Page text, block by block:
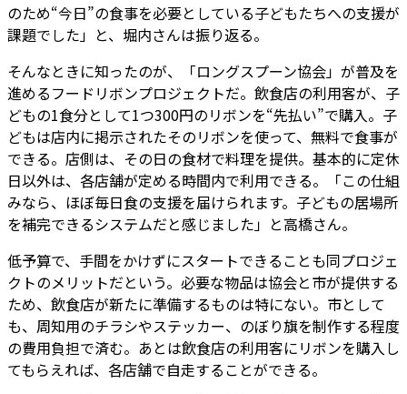
のため“今日”の食事を必要としている子どもたちへの支援が
課題でした」と、堀内さんは振り返る。
そんなときに知ったのが、「ロングスプーン協会」が普及を
進めるフードリボンプロジェクトだ。飲食店の利用客が、子
どもの1食分として1つ300円のリボンを“先払い”で購入。子
どもは店内に掲示されたそのリボンを使って、無料で食事が
できる。店側は、その日の食材で料理を提供。基本的に定休
日以外は、各店舗が定める時間内で利用できる。「この仕組
みなら、ほぼ毎日食の支援を届けられます。子どもの居場所
を補完できるシステムだと感じました」と高橋さん。
低予算で、手間をかけずにスタートできることも同プロジェ
クトのメリットだという。必要な物品は協会と市が提供する
ため、飲食店が新たに準備するものは特にない。市として
も、周知用のチラシやステッカー、のぼり旗を制作する程度
の費用負担で済む。あとは飲食店の利用客にリボンを購入し
てもらえれば、各店舗で自走することができる。